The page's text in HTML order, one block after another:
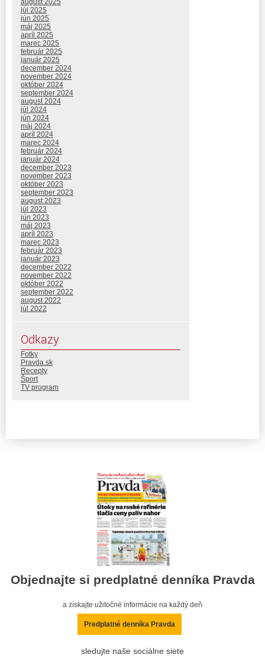
august 2025
júl 2025
jún 2025
máj 2025
apríl 2025
marec 2025
február 2025
január 2025
december 2024
november 2024
október 2024
september 2024
august 2024
júl 2024
jún 2024
máj 2024
apríl 2024
marec 2024
február 2024
január 2024
december 2023
november 2023
október 2023
september 2023
august 2023
júl 2023
jún 2023
máj 2023
apríl 2023
marec 2023
február 2023
január 2023
december 2022
november 2022
október 2022
september 2022
august 2022
júl 2022
Odkazy
Fotky
Pravda.sk
Recepty
Šport
TV program
Objednajte si predplatné denníka Pravda
a získajte užitočné informácie na každý deň
Predplatné denníka Pravda
sledujte naše sociálne siete